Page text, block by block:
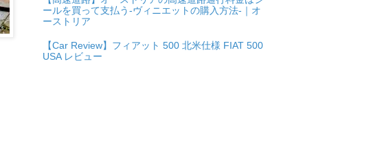
ールを買って支払う-ヴィニエットの購入方法-｜オ
ーストリア
【Car Review】フィアット 500 北米仕様 FIAT 500
USA レビュー